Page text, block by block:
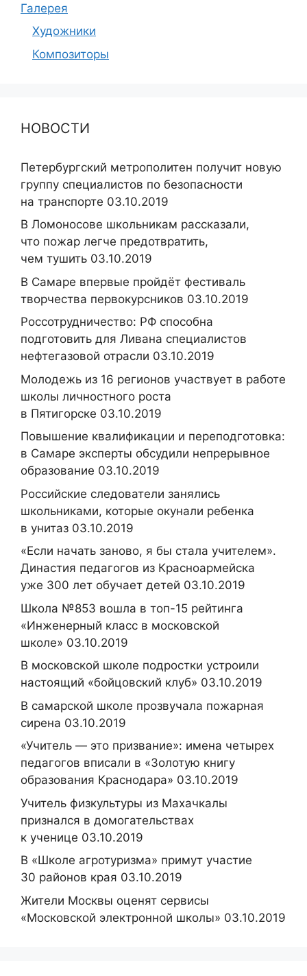
Галерея
Художники
Композиторы
НОВОСТИ
Петербургский метрополитен получит новую
группу специалистов по безопасности
на транспорте 03.10.2019
В Ломоносове школьникам рассказали,
что пожар легче предотвратить,
чем тушить 03.10.2019
В Самаре впервые пройдёт фестиваль
творчества первокурсников 03.10.2019
Россотрудничество: РФ способна
подготовить для Ливана специалистов
нефтегазовой отрасли 03.10.2019
Молодежь из 16 регионов участвует в работе
школы личностного роста
в Пятигорске 03.10.2019
Повышение квалификации и переподготовка:
в Самаре эксперты обсудили непрерывное
образование 03.10.2019
Российские следователи занялись
школьниками, которые окунали ребенка
в унитаз 03.10.2019
«Если начать заново, я бы стала учителем».
Династия педагогов из Красноармейска
уже 300 лет обучает детей 03.10.2019
Школа №853 вошла в топ-15 рейтинга
«Инженерный класс в московской
школе» 03.10.2019
В московской школе подростки устроили
настоящий «бойцовский клуб» 03.10.2019
В самарской школе прозвучала пожарная
сирена 03.10.2019
«Учитель — это призвание»: имена четырех
педагогов вписали в «Золотую книгу
образования Краснодара» 03.10.2019
Учитель физкультуры из Махачкалы
признался в домогательствах
к ученице 03.10.2019
В «Школе агротуризма» примут участие
30 районов края 03.10.2019
Жители Москвы оценят сервисы
«Московской электронной школы» 03.10.2019